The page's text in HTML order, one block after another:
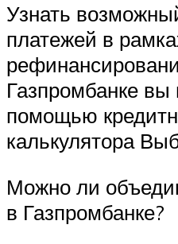
Узнать
платежей в
Газпромбанке вы
помощью
калькулятора
Можно ли
в Газпромбанке?